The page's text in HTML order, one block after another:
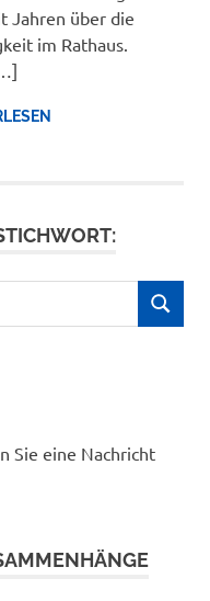
Jahren über die
im Rathaus.
SUCHEN
Sie eine Nachricht